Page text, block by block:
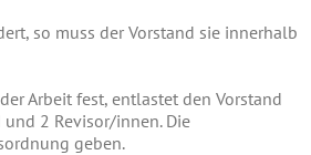
so muss der Vorstand sie innerhalb
Arbeit fest, entlastet den Vorstand
2 Revisor/innen. Die
geben.